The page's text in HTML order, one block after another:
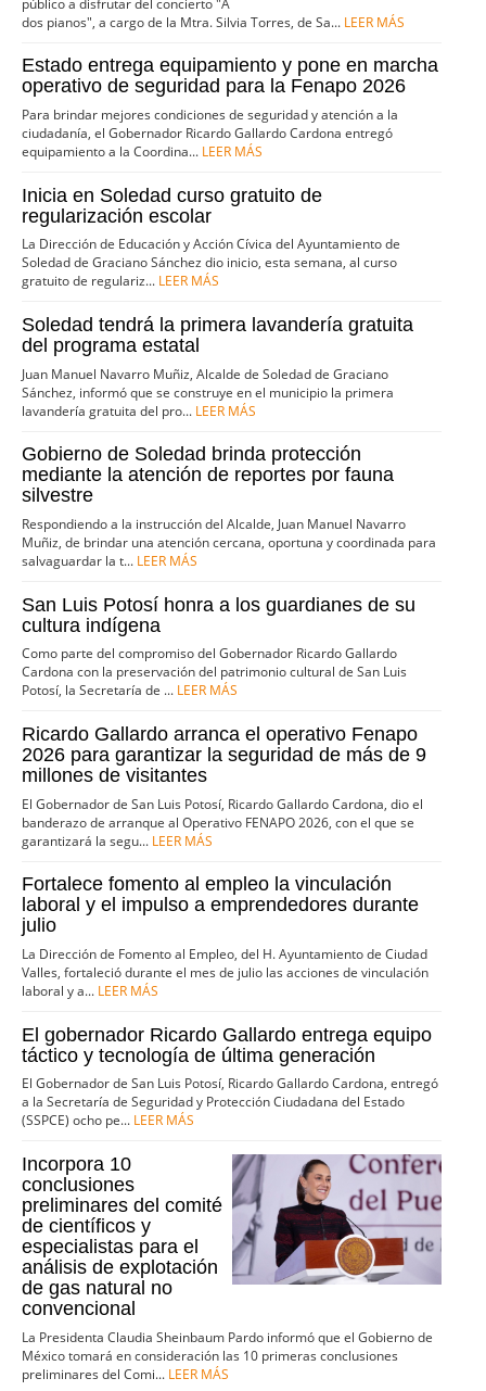
dos pianos", a cargo de la Mtra. Silvia Torres, de Sa... LEER MÁS
Estado entrega equipamiento y pone en marcha
operativo de seguridad para la Fenapo 2026
Para brindar mejores condiciones de seguridad y atención a la
ciudadanía, el Gobernador Ricardo Gallardo Cardona entregó
equipamiento a la Coordina... LEER MÁS
Inicia en Soledad curso gratuito de
regularización escolar
La Dirección de Educación y Acción Cívica del Ayuntamiento de
Soledad de Graciano Sánchez dio inicio, esta semana, al curso
gratuito de regulariz... LEER MÁS
Soledad tendrá la primera lavandería gratuita
del programa estatal
Juan Manuel Navarro Muñiz, Alcalde de Soledad de Graciano
Sánchez, informó que se construye en el municipio la primera
lavandería gratuita del pro... LEER MÁS
Gobierno de Soledad brinda protección
mediante la atención de reportes por fauna
silvestre
Respondiendo a la instrucción del Alcalde, Juan Manuel Navarro
Muñiz, de brindar una atención cercana, oportuna y coordinada para
salvaguardar la t... LEER MÁS
San Luis Potosí honra a los guardianes de su
cultura indígena
Como parte del compromiso del Gobernador Ricardo Gallardo
Cardona con la preservación del patrimonio cultural de San Luis
Potosí, la Secretaría de ... LEER MÁS
Ricardo Gallardo arranca el operativo Fenapo
2026 para garantizar la seguridad de más de 9
millones de visitantes
El Gobernador de San Luis Potosí, Ricardo Gallardo Cardona, dio el
banderazo de arranque al Operativo FENAPO 2026, con el que se
garantizará la segu... LEER MÁS
Fortalece fomento al empleo la vinculación
laboral y el impulso a emprendedores durante
julio
La Dirección de Fomento al Empleo, del H. Ayuntamiento de Ciudad
Valles, fortaleció durante el mes de julio las acciones de vinculación
laboral y a... LEER MÁS
El gobernador Ricardo Gallardo entrega equipo
táctico y tecnología de última generación
El Gobernador de San Luis Potosí, Ricardo Gallardo Cardona, entregó
a la Secretaría de Seguridad y Protección Ciudadana del Estado
(SSPCE) ocho pe... LEER MÁS
Incorpora 10
conclusiones
preliminares del comité
de científicos y
especialistas para el
análisis de explotación
de gas natural no
convencional
La Presidenta Claudia Sheinbaum Pardo informó que el Gobierno de
México tomará en consideración las 10 primeras conclusiones
preliminares del Comi... LEER MÁS